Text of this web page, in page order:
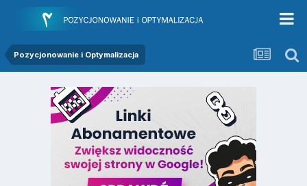
Pozycjonowanie i Optymalizacja